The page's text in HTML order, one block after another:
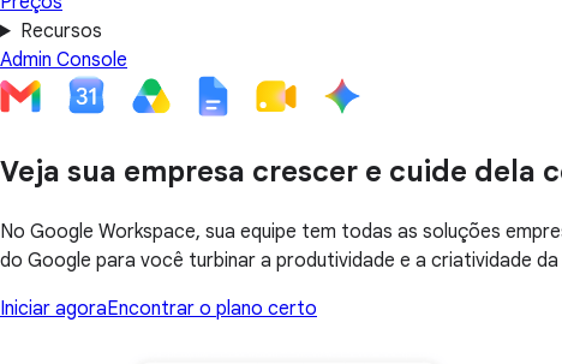
Recursos
Admin Console
Veja sua empresa crescer e cuide dela
No Google Workspace, sua equipe tem todas as soluções
do Google para você turbinar a produtividade e a criatividade da
Iniciar agoraEncontrar o plano certo